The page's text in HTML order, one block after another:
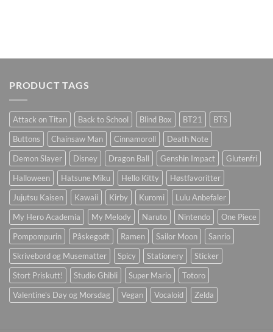
PRODUCT TAGS
Attack on Titan Back to School Blind Box BT21
BTS
Buttons
Chainsaw Man Cinnamoroll
Death Note
Demon Slayer
Disney Dragon Ball Genshin Impact
Glutenfri
Halloween
Hatsune Miku Hello Kitty
Høstfavoritter
Jujutsu Kaisen
Kawaii Kirby Kuromi
Lulu Anbefaler
My Hero Academia
My Melody Naruto Nintendo
One Piece
Pompompurin
Påskegodt Ramen Sailor Moon
Sanrio
Skrivebord og Musematter
Spicy Stationery
Sticker
Stort Priskutt!
Studio Ghibli Super Mario
Totoro
Valentine's Day og Morsdag
Vegan Vocaloid Zelda